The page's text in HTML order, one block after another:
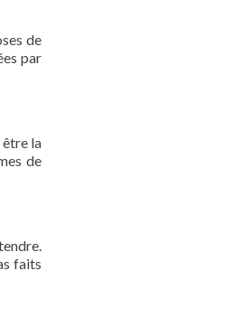
de
par
la
de
faits